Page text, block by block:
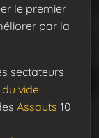
le premier
par la
sectateurs
vide.
Assauts 10